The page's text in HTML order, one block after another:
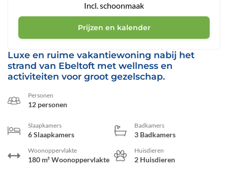
Luxe en ruime vakantiewoning nabij het
strand van Ebeltoft met wellness en
activiteiten voor groot gezelschap.
Personen
12 personen
Slaapkamers
6 Slaapkamers
Badkamers
3 Badkamers
Woonoppervlakte
180 m² Woonoppervlakte
Huisdieren
2 Huisdieren
Incl. schoonmaak
Prijzen en kalender